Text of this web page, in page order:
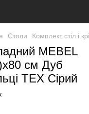
Столи Комплект стіл і
MEBEL
см Дуб
TEX Сірий